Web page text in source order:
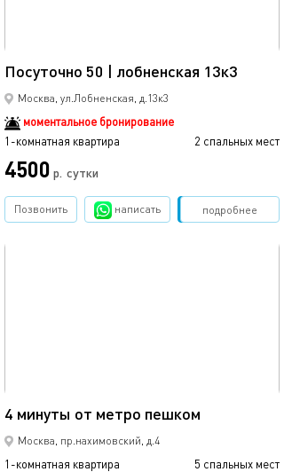
Посуточно 50 | лобненская 13к3
Москва, ул.Лобненская, д.13к3
моментальное бронирование
1-комнатная квартира
2 спальных мест
4500 р. сутки
подробнее
Позвонить написать Забронировать
4 минуты от метро пешком
Москва, пр.нахимовский, д.4
1-комнатная квартира 5 спальных мест